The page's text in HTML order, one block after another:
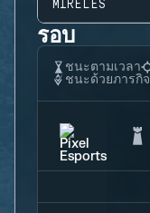
MIRELES
รอบ
ชนะตามเวลา
ชนะด้วยภารกิจ